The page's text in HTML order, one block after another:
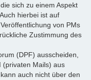
sich zu einem Aspekt
hierbei ist auf
von PMs
Zustimmung des
(DPF) ausscheiden,
(privaten Mails) aus
auch nicht über den